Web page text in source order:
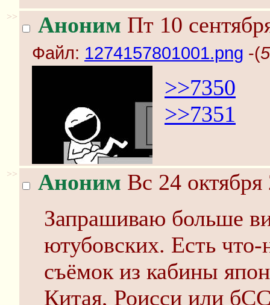
>> Аноним Пт 10
Файл: 1274157801001.png -(
>>7350
>>7351
>> Аноним Вс 24
Запрашиваю больше
ютубовских. Есть что-
съёмок из кабины
Китая, Роисси или